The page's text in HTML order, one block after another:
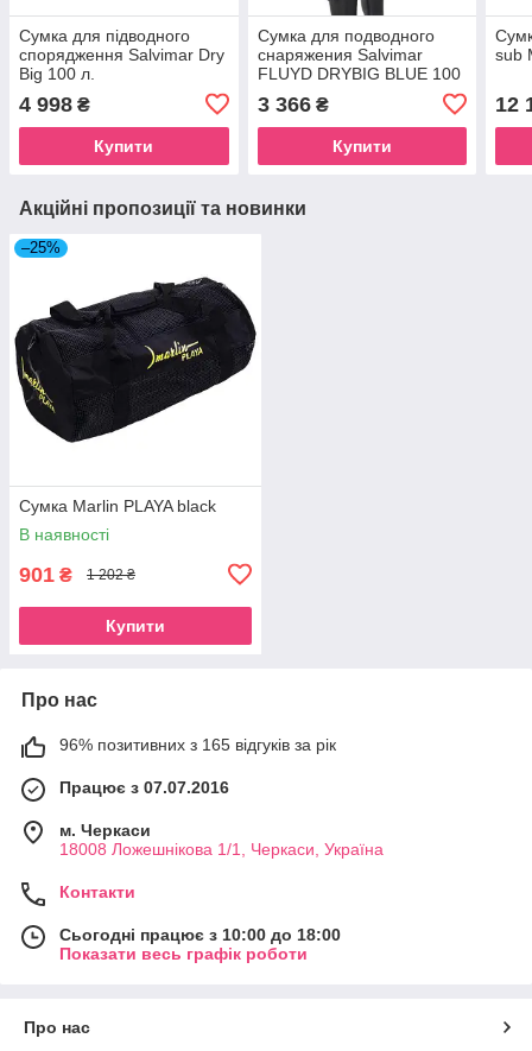
Сумка для підводного
спорядження Salvimar Dry
Big 100 л.
4 998 ₴
Купити
Сумка для подводного
снаряжения Salvimar
FLUYD DRYBIG BLUE 100
3 366₴
Купити
sub
12
Акційні пропозиції та новинки
–25%
Сумка Marlin PLAYA black
В наявності
901 ₴ 1 202 ₴
Купити
Про нас
96% позитивних з 165 відгуків за рік
Працює з 07.07.2016
м. Черкаси
18008 Ложешнікова 1/1, Черкаси, Україна
Контакти
Сьогодні працює з 10:00 до 18:00
Показати весь графік роботи
Про нас